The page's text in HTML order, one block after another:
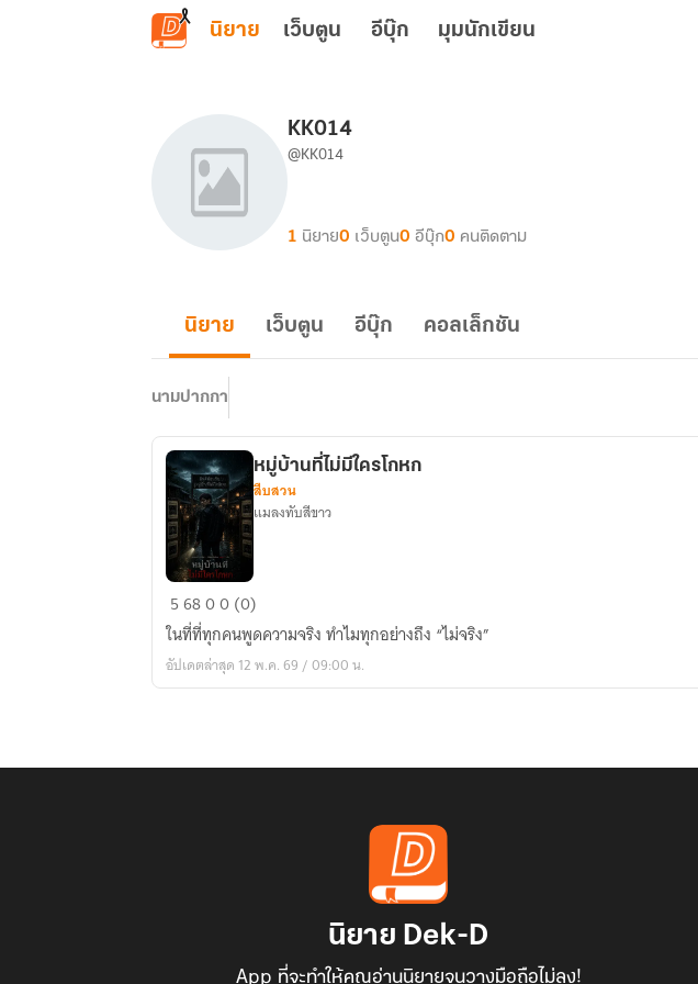
ข้ามไปยังเนื้อหาหลัก
นิยาย เว็บตูน อีบุ๊ก มุมนักเขียน
KK014
@KK014
1 นิยาย0 เว็บตูน0 อีบุ๊ก0 คนติดตาม
นิยาย เว็บตูน อีบุ๊ก คอลเล็กชัน
นามปากกา
หมู่บ้าน
ที่
ไม่มี
ใคร
หมู่บ้านที่ไม่มีใครโกหก
สืบสวน
แมลงทับสีขาว
56800 (0)
ในที่ที่ทุกคนพูดความจริง ทำไมทุกอย่างถึง “ไม่จริง”
อัปเดตล่าสุด 12 พ.ค. 69 / 09:00 น.
นิยาย Dek-D
App ที่จะทำให้คุณอ่านนิยายจนวางมือถือไม่ลง!